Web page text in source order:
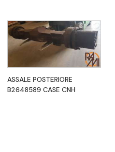
ASSALE POSTERIORE
B2648589 CASE CNH